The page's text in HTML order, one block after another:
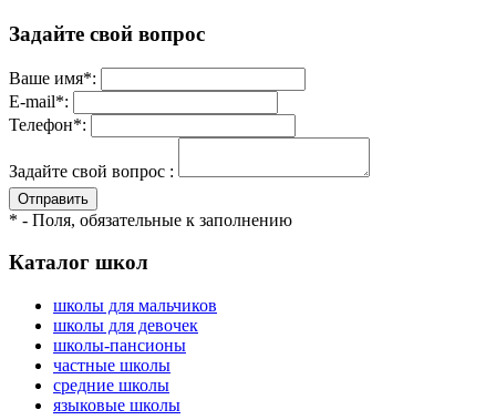
Задайте свой вопрос
Ваше имя*:
E-mail*:
Телефон*:
Задайте свой вопрос :
Отправить
* - Поля, обязательные к заполнению
Каталог школ
школы для мальчиков
школы для девочек
школы-пансионы
частные школы
средние школы
языковые школы